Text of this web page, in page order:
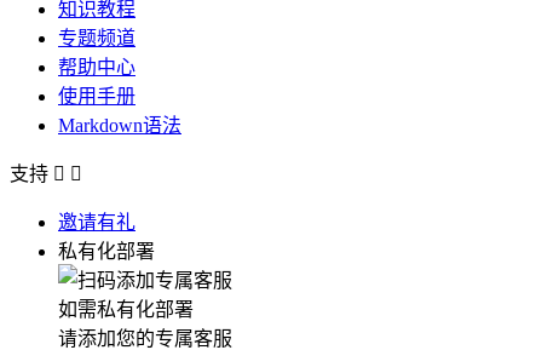
知识教程
专题频道
帮助中心
使用手册
Markdown语法
支持  
邀请有礼
私有化部署
如需私有化部署
请添加您的专属客服